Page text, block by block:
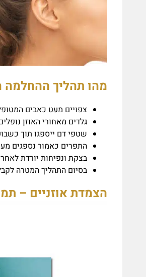
מהו תהליך ההחלמה
צפויים מעט כאבים
גלדים מאחורי האוזן
שטפי דם ייספגו תוך
התפרים כאמור נספגים
בצקת ונפיחות יורדת
בסיום התהליך המטרה
הצמדת אוזניים –